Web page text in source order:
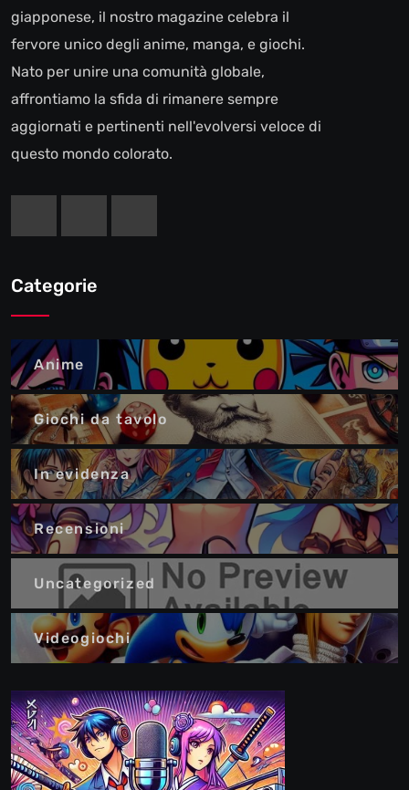
giapponese, il nostro magazine celebra il
fervore unico degli anime, manga, e giochi.
Nato per unire una comunità globale,
affrontiamo la sfida di rimanere sempre
aggiornati e pertinenti nell'evolversi veloce di
questo mondo colorato.
Categorie
Anime
Giochi da tavolo
In evidenza
Recensioni
Uncategorized
Videogiochi